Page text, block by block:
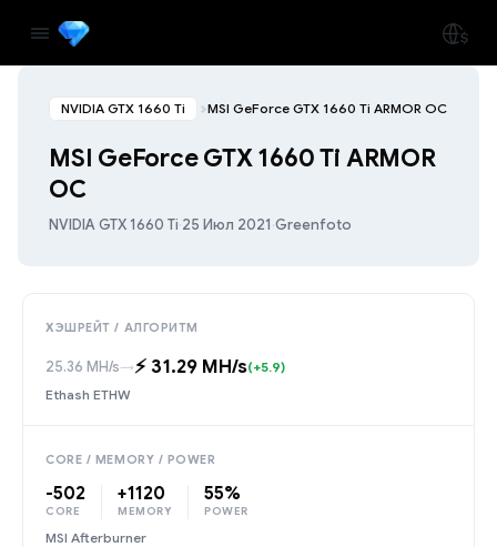
NVIDIA GTX 1660 Ti MSI GeForce GTX 1660 Ti ARMOR OC
MSI GeForce GTX 1660 Ti ARMOR
OC
NVIDIA GTX 1660 Ti·25 Июл 2021·Greenfoto
ХЭШРЕЙТ / АЛГОРИТМ
25.36 MH/s→⚡️ 31.29 MH/s(+5.9)
Ethash ETHW
CORE / MEMORY / POWER
-502
CORE
+1120
MEMORY
55%
POWER
MSI Afterburner